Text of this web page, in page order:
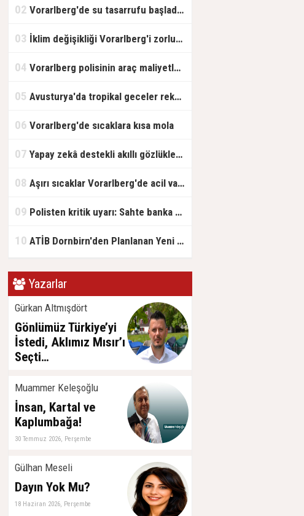
tartışılıyor. Bir kesim çalışanların
sağlığı için çalışma saatlerinin
kesim devletin yeni bir yasal
zorunluluk getirmesine karşı çıkıyor.
02 Vorarlberg'de su tasarrufu başladı: İlk çeşmeler kapatıldı
03 İklim değişikliği Vorarlberg'i zorluyor
04 Vorarlberg polisinin araç maliyetleri ikiye katlandı
05 Avusturya'da tropikal geceler rekor seviyelere ulaştı
06 Vorarlberg'de sıcaklara kısa mola
07 Yapay zekâ destekli akıllı gözlükler tartışma yaratıyor
08 Aşırı sıcaklar Vorarlberg'de acil vakaları artırdı
09 Polisten kritik uyarı: Sahte banka görevlilerine dikkat!
10 ATİB Dornbirn'den Planlanan Yeni Projeye İlişkin Basın Açıklaması
Yazarlar
Gürkan Altmışdört
Gönlümüz Türkiye’yi
İstedi, Aklımız Mısır’ı
Seçti…
Muammer Keleşoğlu
İnsan, Kartal ve
Kaplumbağa!
30 Temmuz 2026, Perşembe
Gülhan Meseli
Dayın Yok Mu?
18 Haziran 2026, Perşembe